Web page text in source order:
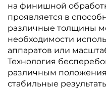
на финишной
проявляется в
различные толщины
необходимости
аппаратов или
Технология
различным
стабильные